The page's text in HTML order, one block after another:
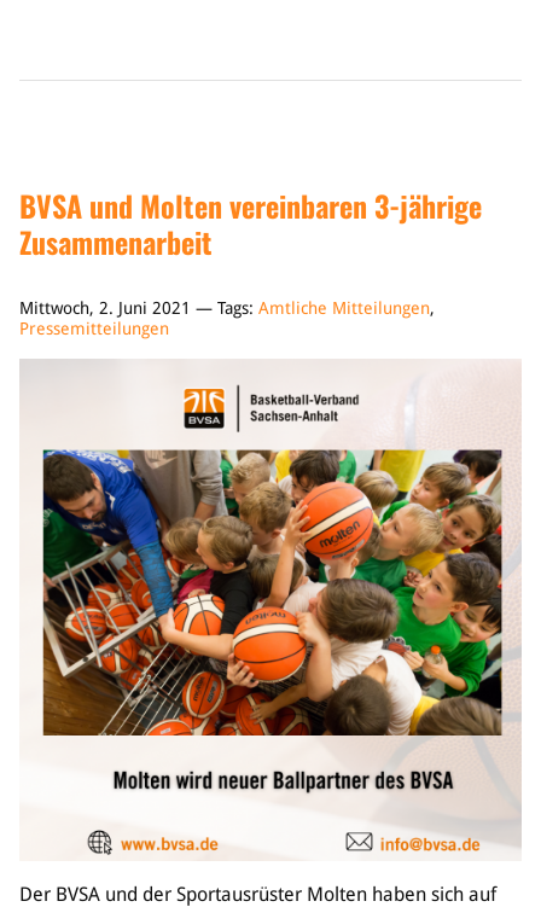
BVSA und Molten vereinbaren 3-jährige
Zusammenarbeit
Mittwoch, 2. Juni 2021 — Tags: Amtliche Mitteilungen,
Pressemitteilungen
Der BVSA und der Sportausrüster Molten haben sich auf